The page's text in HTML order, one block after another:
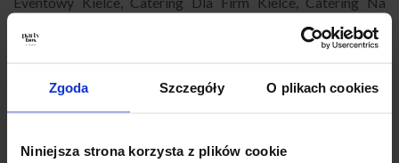
Zgoda Szczegóły O plikach cookies
Niniejsza strona korzysta z plików cookie
Finger Food Kielce ,Catering
Okolicznościowy Kielce
Catering Na Baby Shower Kielce
Catering na Karnawał Kielce,Catering Na Wigilię Kielce
Catering na Wielkanoc Kielce
Catering na szkolenie Kielce, Catering firmowy z dowozem